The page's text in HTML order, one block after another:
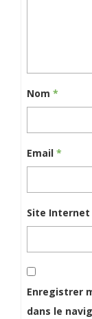
Nom *
Email *
Site Internet
Enregistrer
dans le